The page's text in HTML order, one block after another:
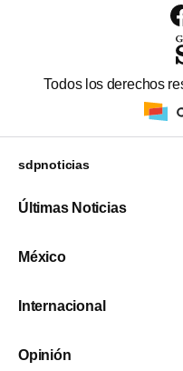
Todos los derechos
sdpnoticias
Últimas Noticias
México
Internacional
Opinión